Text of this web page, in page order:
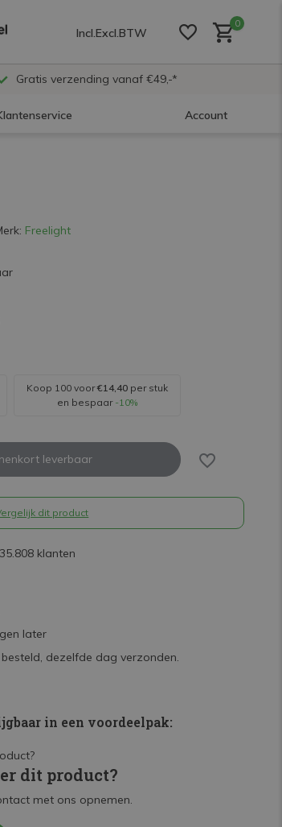
Incl.Excl.BTW
0
Gratis verzending vanaf €49,-*
Account
Freelight
Koop 100 voor€14,40per stuk
en bespaar -10%
leverbaar
dit product
klanten
later
dezelfde dag verzonden.
in een voordeelpak:
dit product?
met ons opnemen.